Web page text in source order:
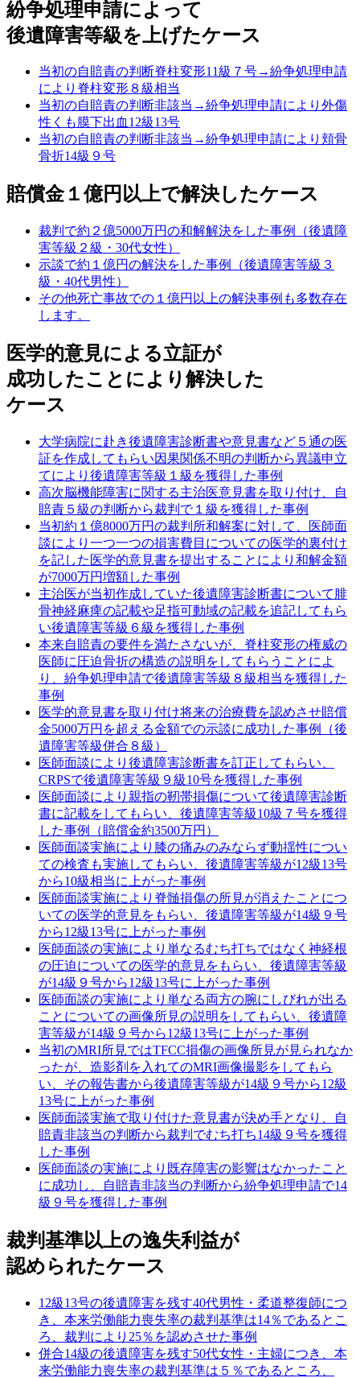
紛争処理申請によって
後遺障害等級を上げたケース
当初の自賠責の判断脊柱変形11級７号→紛争処理申請
により脊柱変形８級相当
当初の自賠責の判断非該当→紛争処理申請により外傷
性くも膜下出血12級13号
当初の自賠責の判断非該当→紛争処理申請により頬骨
骨折14級９号
賠償金１億円以上で解決したケース
裁判で約２億5000万円の和解解決をした事例（後遺障
害等級２級・30代女性）
示談で約１億円の解決をした事例（後遺障害等級３
級・40代男性）
その他死亡事故での１億円以上の解決事例も多数存在
します。
医学的意見による立証が
成功したことにより解決した
ケース
大学病院に赴き後遺障害診断書や意見書など５通の医
証を作成してもらい因果関係不明の判断から異議申立
てにより後遺障害等級１級を獲得した事例
高次脳機能障害に関する主治医意見書を取り付け、自
賠責５級の判断から裁判で１級を獲得した事例
当初約１億8000万円の裁判所和解案に対して、医師面
談により一つ一つの損害費目についての医学的裏付け
を記した医学的意見書を提出することにより和解金額
が7000万円増額した事例
主治医が当初作成していた後遺障害診断書について腓
骨神経麻痺の記載や足指可動域の記載を追記してもら
い後遺障害等級６級を獲得した事例
本来自賠責の要件を満たさないが、脊柱変形の権威の
医師に圧迫骨折の構造の説明をしてもらうことによ
り、紛争処理申請で後遺障害等級８級相当を獲得した
事例
医学的意見書を取り付け将来の治療費を認めさせ賠償
金5000万円を超える金額での示談に成功した事例（後
遺障害等級併合８級）
医師面談により後遺障害診断書を訂正してもらい、
CRPSで後遺障害等級９級10号を獲得した事例
医師面談により親指の靭帯損傷について後遺障害診断
書に記載をしてもらい、後遺障害等級10級７号を獲得
した事例（賠償金約3500万円）
医師面談実施により膝の痛みのみならず動揺性につい
ての検査も実施してもらい、後遺障害等級が12級13号
から10級相当に上がった事例
医師面談実施により脊髄損傷の所見が消えたことにつ
いての医学的意見をもらい、後遺障害等級が14級９号
から12級13号に上がった事例
医師面談の実施により単なるむち打ちではなく神経根
の圧迫についての医学的意見をもらい、後遺障害等級
が14級９号から12級13号に上がった事例
医師面談の実施により単なる両方の腕にしびれが出る
ことについての画像所見の説明をしてもらい、後遺障
害等級が14級９号から12級13号に上がった事例
当初のMRI所見ではTFCC損傷の画像所見が見られなか
ったが、造影剤を入れてのMRI画像撮影をしてもら
い、その報告書から後遺障害等級が14級９号から12級
13号に上がった事例
医師面談実施で取り付けた意見書が決め手となり、自
賠責非該当の判断から裁判でむち打ち14級９号を獲得
した事例
医師面談の実施により既存障害の影響はなかったこと
に成功し、自賠責非該当の判断から紛争処理申請で14
級９号を獲得した事例
裁判基準以上の逸失利益が
認められたケース
12級13号の後遺障害を残す40代男性・柔道整復師につ
き、本来労働能力喪失率の裁判基準は14％であるとこ
ろ、裁判により25％を認めさせた事例
併合14級の後遺障害を残す50代女性・主婦につき、本
来労働能力喪失率の裁判基準は５％であるところ、